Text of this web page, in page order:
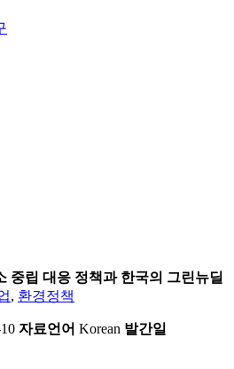
중립 대응 정책과 한국의 그린뉴딜
, 환경정책
자료언어 Korean 발간일